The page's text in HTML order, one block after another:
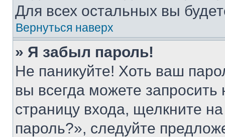
Для всех остальных вы
Вернуться наверх
» Я забыл пароль!
Не паникуйте! Хоть ваш
вы всегда можете
страницу входа, щелкните
пароль?», следуйте